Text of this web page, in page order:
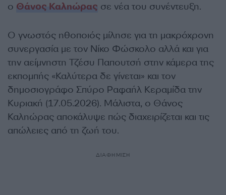
ο Θάνος Καληώρας σε νέα του συνέντευξη.
Ο γνωστός ηθοποιός μίλησε για τη μακρόχρονη
συνεργασία με τον Νίκο Φώσκολο αλλά και για
την αείμνηστη Τζέσυ Παπουτσή στην κάμερα της
εκπομπής «Καλύτερα δε γίνεται» και τον
δημοσιογράφο Σπύρο Ραφαήλ Κεραμίδα την
Κυριακή (17.05.2026). Μάλιστα, ο Θάνος
Καληώρας αποκάλυψε πώς διαχειρίζεται και τις
απώλειες από τη ζωή του.
ΔΙΑΦΗΜΙΣΗ